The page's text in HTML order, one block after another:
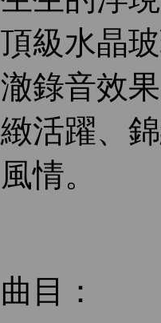
頂級水晶
澈錄音效
緻活躍、
風情。
曲目：